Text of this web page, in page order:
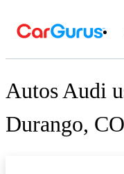
Autos Audi
Durango, CO